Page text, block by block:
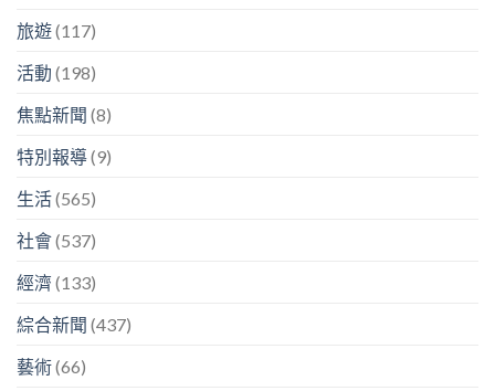
旅遊(117)
活動 (198)
焦點新聞 (8)
特別報導(9)
生活(565)
社會(537)
經濟 (133)
綜合新聞 (437)
藝術(66)